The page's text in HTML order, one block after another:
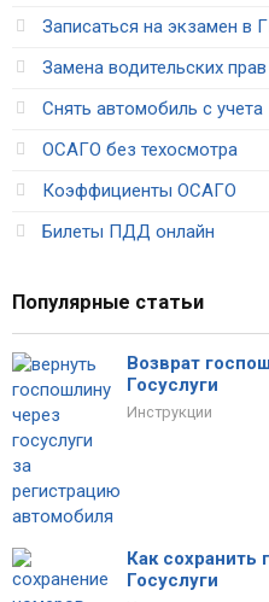
Записаться на экзамен в
Замена водительских прав
Снять автомобиль с учета
ОСАГО без техосмотра
Коэффициенты ОСАГО
Билеты ПДД онлайн
Популярные статьи
Возврат
Госуслуги
Инструкции
Как
Госуслуги